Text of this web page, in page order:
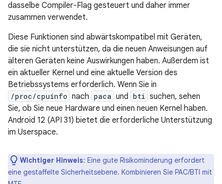
dasselbe Compiler-Flag gesteuert und daher immer
zusammen verwendet.
Diese Funktionen sind abwärtskompatibel mit Geräten,
die sie nicht unterstützen, da die neuen Anweisungen auf
älteren Geräten keine Auswirkungen haben. Außerdem ist
ein aktueller Kernel und eine aktuelle Version des
Betriebssystems erforderlich. Wenn Sie in
/proc/cpuinfo nach paca und bti suchen, sehen
Sie, ob Sie neue Hardware und einen neuen Kernel haben.
Android 12 (API 31) bietet die erforderliche Unterstützung
im Userspace.
Wichtiger Hinweis: Eine gute Risikominderung erfordert
eine gestaffelte Sicherheitsebene. Kombinieren Sie PAC/BTI mit